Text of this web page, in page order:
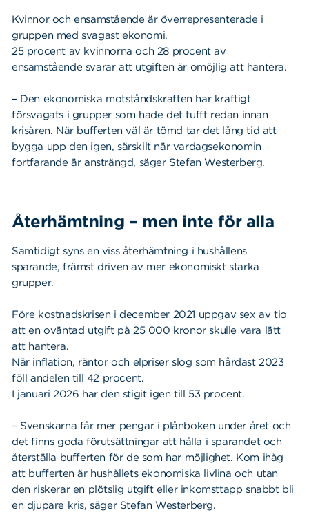
Kvinnor och ensamstående är överrepresenterade i
gruppen med svagast ekonomi.
25 procent av kvinnorna och 28 procent av
ensamstående svarar att utgiften är omöjlig att hantera.
– Den ekonomiska motståndskraften har kraftigt
försvagats i grupper som hade det tufft redan innan
krisåren. När bufferten väl är tömd tar det lång tid att
bygga upp den igen, särskilt när vardagsekonomin
fortfarande är ansträngd, säger Stefan Westerberg.
Återhämtning – men inte för alla
Samtidigt syns en viss återhämtning i hushållens
sparande, främst driven av mer ekonomiskt starka
grupper.
Före kostnadskrisen i december 2021 uppgav sex av tio
att en oväntad utgift på 25 000 kronor skulle vara lätt
att hantera.
När inflation, räntor och elpriser slog som hårdast 2023
föll andelen till 42 procent.
I januari 2026 har den stigit igen till 53 procent.
– Svenskarna får mer pengar i plånboken under året och
det finns goda förutsättningar att hålla i sparandet och
återställa bufferten för de som har möjlighet. Kom ihåg
att bufferten är hushållets ekonomiska livlina och utan
den riskerar en plötslig utgift eller inkomsttapp snabbt bli
en djupare kris, säger Stefan Westerberg.
Sök på sidan:Sök